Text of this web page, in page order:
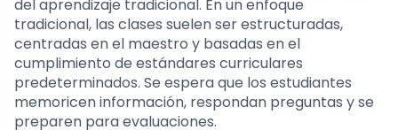
del aprendizaje tradicional. En un enfoque
tradicional, las clases suelen ser estructuradas,
centradas en el maestro y basadas en el
cumplimiento de estándares curriculares
predeterminados. Se espera que los estudiantes
memoricen información, respondan preguntas y se
preparen para evaluaciones.